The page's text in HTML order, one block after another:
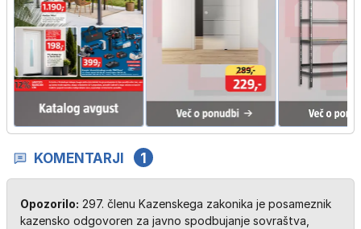
KOMENTARJI 1
Opozorilo: 297. členu Kazenskega zakonika je posameznik
kazensko odgovoren za javno spodbujanje sovraštva,